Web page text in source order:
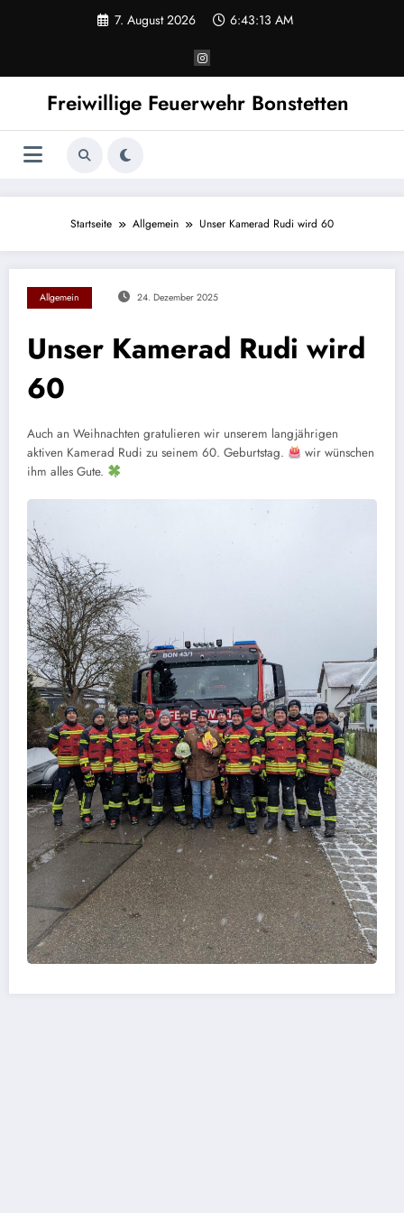
7. August 2026 6:43:13 AM
Freiwillige Feuerwehr Bonstetten
Startseite Allgemein Unser Kamerad Rudi wird 60
Allgemein 24. Dezember 2025
Unser Kamerad Rudi wird
60
Auch an Weihnachten gratulieren wir unserem langjährigen
aktiven Kamerad Rudi zu seinem 60. Geburtstag.
wir wünschen
ihm alles Gute.